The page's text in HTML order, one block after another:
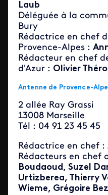
Laub
Déléguée à la
Bury
Rédactrice en chef
Provence-Alpes :
Rédacteur en chef
d'Azur : Olivier
Antenne de Provence-
2 allée Ray Grassi
13008 Marseille
Tél : 04 91 23 45 45
Rédactrice en chef :
Rédacteurs en chef
Boudaoud, Suzel
Urtizberea, Thierry
Wieme, Grégoire